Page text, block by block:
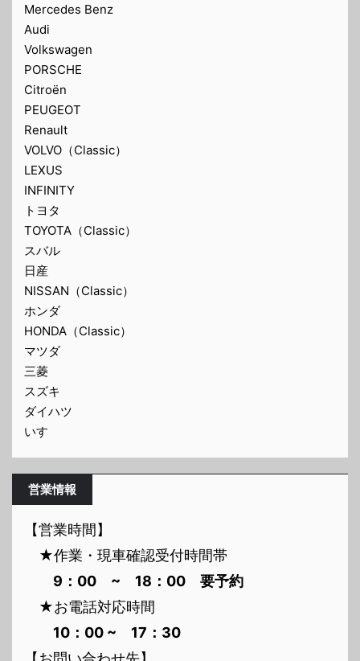
Mercedes Benz
Audi
Volkswagen
PORSCHE
Citroën
PEUGEOT
Renault
VOLVO（Classic）
LEXUS
INFINITY
トヨタ
TOYOTA（Classic）
スバル
日産
NISSAN（Classic）
ホンダ
HONDA（Classic）
マツダ
三菱
スズキ
ダイハツ
いすゞ
営業情報
【営業時間】
★作業・現車確認受付時間帯
9：00 ~ 18：00 要予約
★お電話対応時間
10：00 ~ 17：30